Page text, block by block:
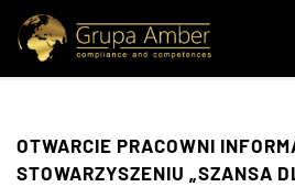
OTWARCIE PRACOWNI
STOWARZYSZENIU „SZANSA